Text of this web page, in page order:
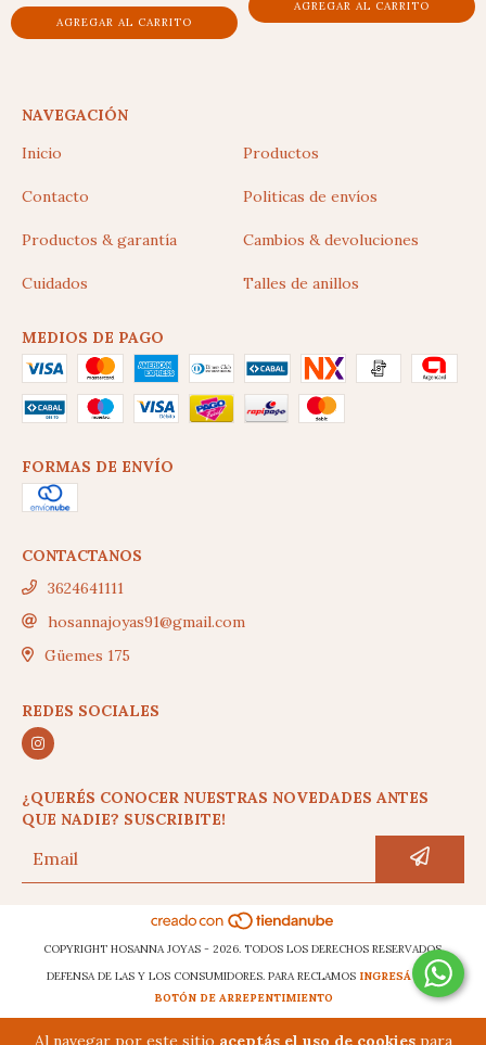
Al navegar por este sitio aceptás el uso de cookiespara
AGREGAR AL CARRITO
NAVEGACIÓN
Inicio
Productos
Contacto Politicas de envíos
Productos & garantía Cambios & devoluciones
Cuidados Talles de anillos
MEDIOS DE PAGO
FORMAS DE ENVÍO
CONTACTANOS
3624641111
hosannajoyas91@gmail.com
Güemes 175
REDES SOCIALES
¿QUERÉS CONOCER NUESTRAS NOVEDADES ANTES
QUE NADIE? SUSCRIBITE!
COPYRIGHT HOSANNA JOYAS - 2026. TODOS LOS DERECHOS RESERVADOS.
DEFENSA DE LAS Y LOS CONSUMIDORES. PARA RECLAMOS INGRESÁ ACÁ.
BOTÓN DE ARREPENTIMIENTO